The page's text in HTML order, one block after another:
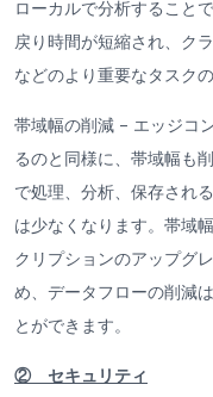
ローカルで分析すること
戻り時間が短縮され、ク
などのより重要なタスク
帯域幅の削減 – エッジコ
るのと同様に、帯域幅も
で処理、分析、保存され
は少なくなります。帯域
クリプションのアップグ
め、データフローの削減
とができます。
② セキュリティ